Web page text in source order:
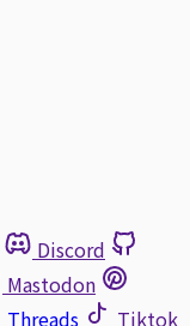
Discord
Mastodon
Threads
Tiktok